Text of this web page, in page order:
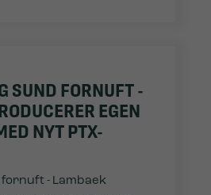
SUND FORNUFT -
EGEN
NYT PTX-
fornuft - Lambaek